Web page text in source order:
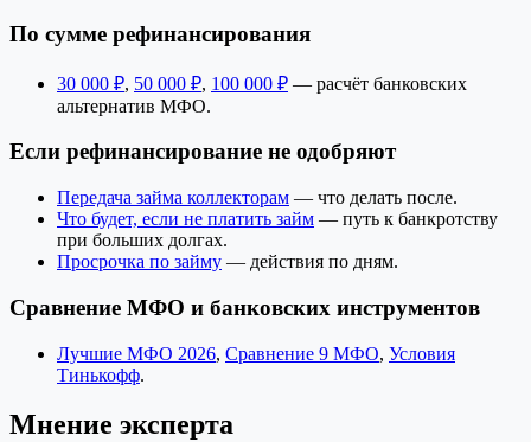
По сумме рефинансирования
30 000 ₽, 50 000 ₽, 100 000 ₽ — расчёт банковских
альтернатив МФО.
Если рефинансирование не одобряют
Передача займа коллекторам — что делать после.
Что будет, если не платить займ — путь к банкротству
при больших долгах.
Просрочка по займу — действия по дням.
Сравнение МФО и банковских инструментов
Лучшие МФО 2026, Сравнение 9 МФО, Условия
Тинькофф.
Мнение эксперта